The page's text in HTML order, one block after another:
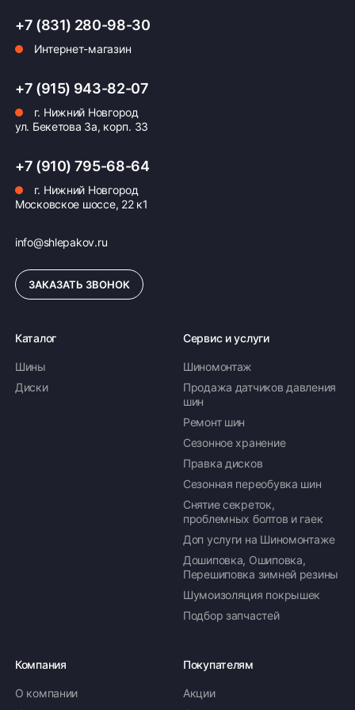
Возможна картой, наличными при получении,
также доступно оформление кредита и
формирование счёта для Юр.Лица
ПОДРОБНЕЕ ОБ ОПЛАТЕ
+7 (831) 280-98-30
Интернет-магазин
+7 (915) 943-82-07
г. Нижний Новгород
ул. Бекетова 3а, корп. 33
+7 (910) 795-68-64
г. Нижний Новгород
Московское шоссе, 22 к1
info@shlepakov.ru
ЗАКАЗАТЬ ЗВОНОК
Каталог
Шины
Диски
Сервис и услуги
Шиномонтаж
Продажа датчиков давления
шин
Ремонт шин
Сезонное хранение
Правка дисков
Сезонная переобувка шин
Снятие секреток,
проблемных болтов и гаек
Доп услуги на Шиномонтаже
Дошиповка, Ошиповка,
Перешиповка зимней резины
Шумоизоляция покрышек
Подбор запчастей
Компания
О компании
Покупателям
Акции